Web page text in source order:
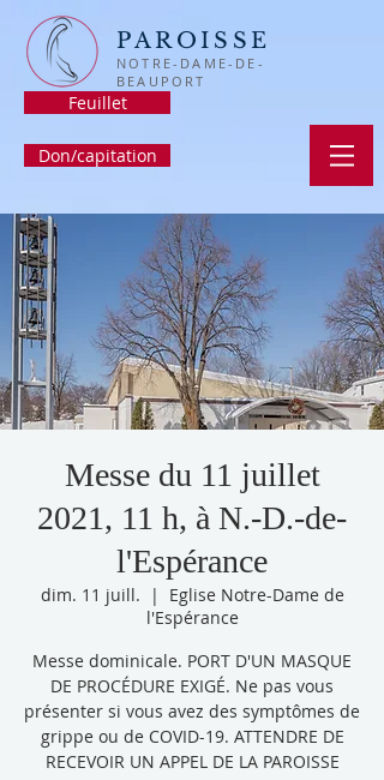
PAROISSE
NOTRE-DAME-DE-
BEAUPORT
Feuillet
Don/capitation
Messe du 11 juillet
2021, 11 h, à N.-D.-de-
l'Espérance
dim. 11 juill.
  |
Eglise Notre-Dame de
l'Espérance
Messe dominicale. PORT D'UN MASQUE
DE PROCÉDURE EXIGÉ. Ne pas vous
présenter si vous avez des symptômes de
grippe ou de COVID-19. ATTENDRE DE
RECEVOIR UN APPEL DE LA PAROISSE